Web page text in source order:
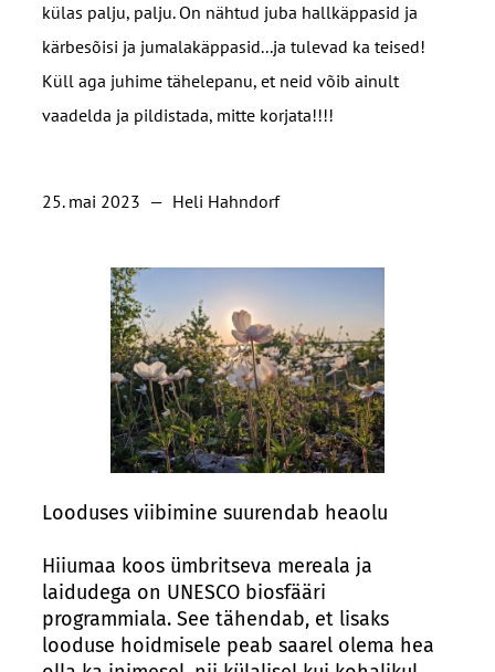
külas palju, palju. On nähtud juba hallkäppasid ja
kärbesõisi ja jumalakäppasid...ja tulevad ka teised!
Küll aga juhime tähelepanu, et neid võib ainult
vaadelda ja pildistada, mitte korjata!!!!
25. mai 2023 — Heli Hahndorf
Looduses viibimine suurendab heaolu
Hiiumaa koos ümbritseva mereala ja
laidudega on UNESCO biosfääri
programmiala. See tähendab, et lisaks
looduse hoidmisele peab saarel olema hea